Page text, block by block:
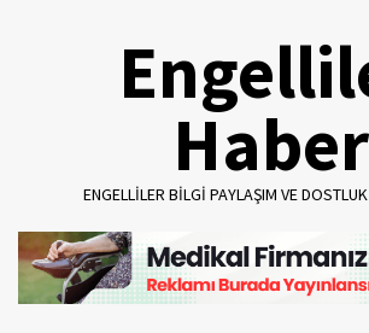
Haber
ENGELLILER BILGI PAYLAŞIM VE